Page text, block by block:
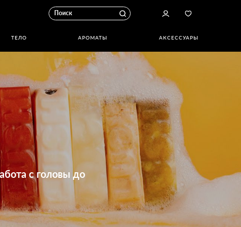
ТЕЛО АРОМАТЫ АКСЕССУАРЫ
с головы до